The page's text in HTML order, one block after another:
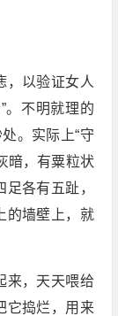
，以验证女人
。不明就理的
。实际上“守
暗，有粟粒状
各有五趾，
的墙壁上，就
来，天天喂给
它捣烂，用来